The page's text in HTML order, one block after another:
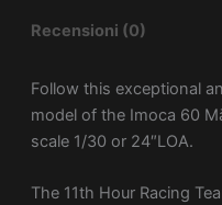
Recensioni (0)
Follow this exceptional
model of the Imoca 60
scale 1/30 or 24″LOA.
The 11th Hour Racing